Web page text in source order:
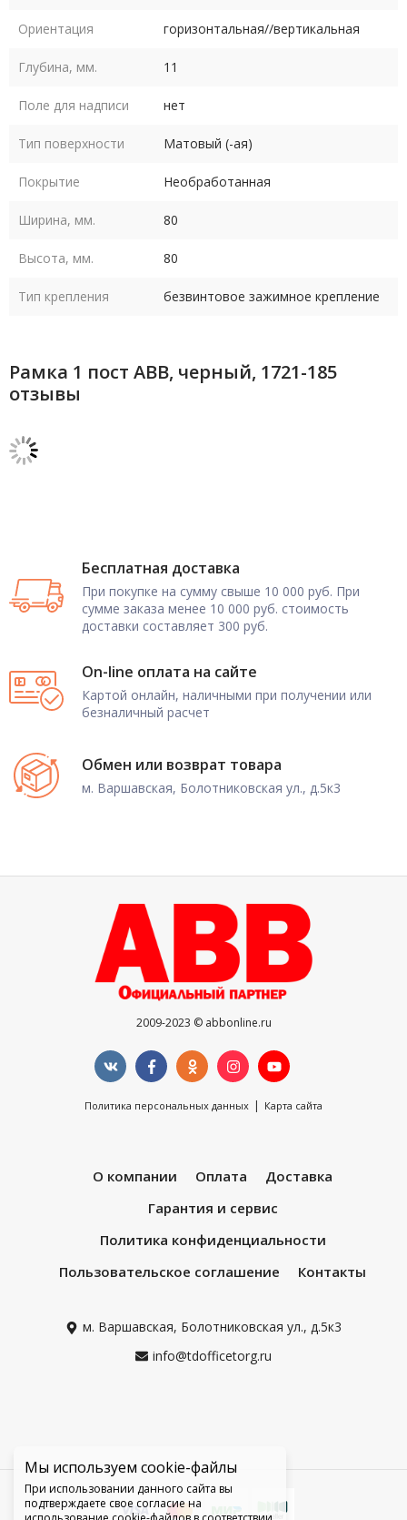
Мы используем cookie-файлы
При использовании данного сайта вы
подтверждаете свое согласие на
Ориентация горизонтальная//вертикальная
Глубина, мм. 11
Поле для надписи нет
Тип поверхности Матовый (-ая)
Покрытие Необработанная
Ширина, мм. 80
Высота, мм. 80
Тип крепления безвинтовое зажимное крепление
Рамка 1 пост ABB, черный, 1721-185
отзывы
Бесплатная доставка
При покупке на сумму свыше 10 000 руб. При
сумме заказа менее 10 000 руб. стоимость
доставки составляет 300 руб.
On-line оплата на сайте
Картой онлайн, наличными при получении или
безналичный расчет
Обмен или возврат товара
м. Варшавская, Болотниковская ул., д.5к3
2009-2023 © abbonline.ru
Политика персональных данных | Карта сайта
О компании Оплата
Доставка
Гарантия и сервис
Политика конфиденциальности
Пользовательское соглашение
Контакты
м. Варшавская, Болотниковская ул., д.5к3
info@tdofficetorg.ru